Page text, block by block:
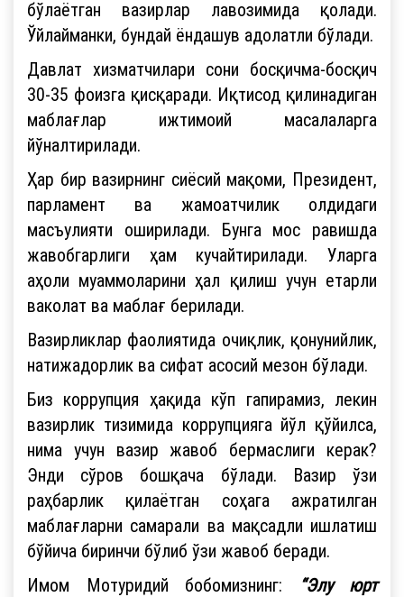
бўлаётган вазирлар лавозимида қолади.
Ўйлайманки, бундай ёндашув адолатли бўлади.
Давлат хизматчилари сони босқичма-босқич
30-35 фоизга қисқаради. Иқтисод қилинадиган
маблағлар ижтимоий масалаларга
йўналтирилади.
Ҳар бир вазирнинг сиёсий мақоми, Президент,
парламент ва жамоатчилик олдидаги
масъулияти оширилади. Бунга мос равишда
жавобгарлиги ҳам кучайтирилади. Уларга
аҳоли муаммоларини ҳал қилиш учун етарли
ваколат ва маблағ берилади.
Вазирликлар фаолиятида очиқлик, қонунийлик,
натижадорлик ва сифат асосий мезон бўлади.
Биз коррупция ҳақида кўп гапирамиз, лекин
вазирлик тизимида коррупцияга йўл қўйилса,
нима учун вазир жавоб бермаслиги керак?
Энди сўров бошқача бўлади. Вазир ўзи
раҳбарлик қилаётган соҳага ажратилган
маблағларни самарали ва мақсадли ишлатиш
бўйича биринчи бўлиб ўзи жавоб беради.
Имом Мотуридий бобомизнинг: “Элу юрт